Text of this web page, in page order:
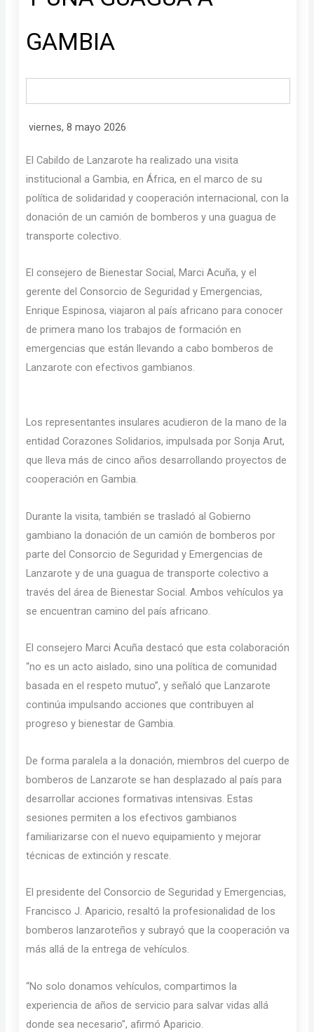
GAMBIA
viernes, 8 mayo 2026
El Cabildo de Lanzarote ha realizado una visita
institucional a Gambia, en África, en el marco de su
política de solidaridad y cooperación internacional, con la
donación de un camión de bomberos y una guagua de
transporte colectivo.
El consejero de Bienestar Social, Marci Acuña, y el
gerente del Consorcio de Seguridad y Emergencias,
Enrique Espinosa, viajaron al país africano para conocer
de primera mano los trabajos de formación en
emergencias que están llevando a cabo bomberos de
Lanzarote con efectivos gambianos.
Los representantes insulares acudieron de la mano de la
entidad Corazones Solidarios, impulsada por Sonja Arut,
que lleva más de cinco años desarrollando proyectos de
cooperación en Gambia.
Durante la visita, también se trasladó al Gobierno
gambiano la donación de un camión de bomberos por
parte del Consorcio de Seguridad y Emergencias de
Lanzarote y de una guagua de transporte colectivo a
través del área de Bienestar Social. Ambos vehículos ya
se encuentran camino del país africano.
El consejero Marci Acuña destacó que esta colaboración
“no es un acto aislado, sino una política de comunidad
basada en el respeto mutuo”, y señaló que Lanzarote
continúa impulsando acciones que contribuyen al
progreso y bienestar de Gambia.
De forma paralela a la donación, miembros del cuerpo de
bomberos de Lanzarote se han desplazado al país para
desarrollar acciones formativas intensivas. Estas
sesiones permiten a los efectivos gambianos
familiarizarse con el nuevo equipamiento y mejorar
técnicas de extinción y rescate.
El presidente del Consorcio de Seguridad y Emergencias,
Francisco J. Aparicio, resaltó la profesionalidad de los
bomberos lanzaroteños y subrayó que la cooperación va
más allá de la entrega de vehículos.
“No solo donamos vehículos, compartimos la
experiencia de años de servicio para salvar vidas allá
donde sea necesario”, afirmó Aparicio.